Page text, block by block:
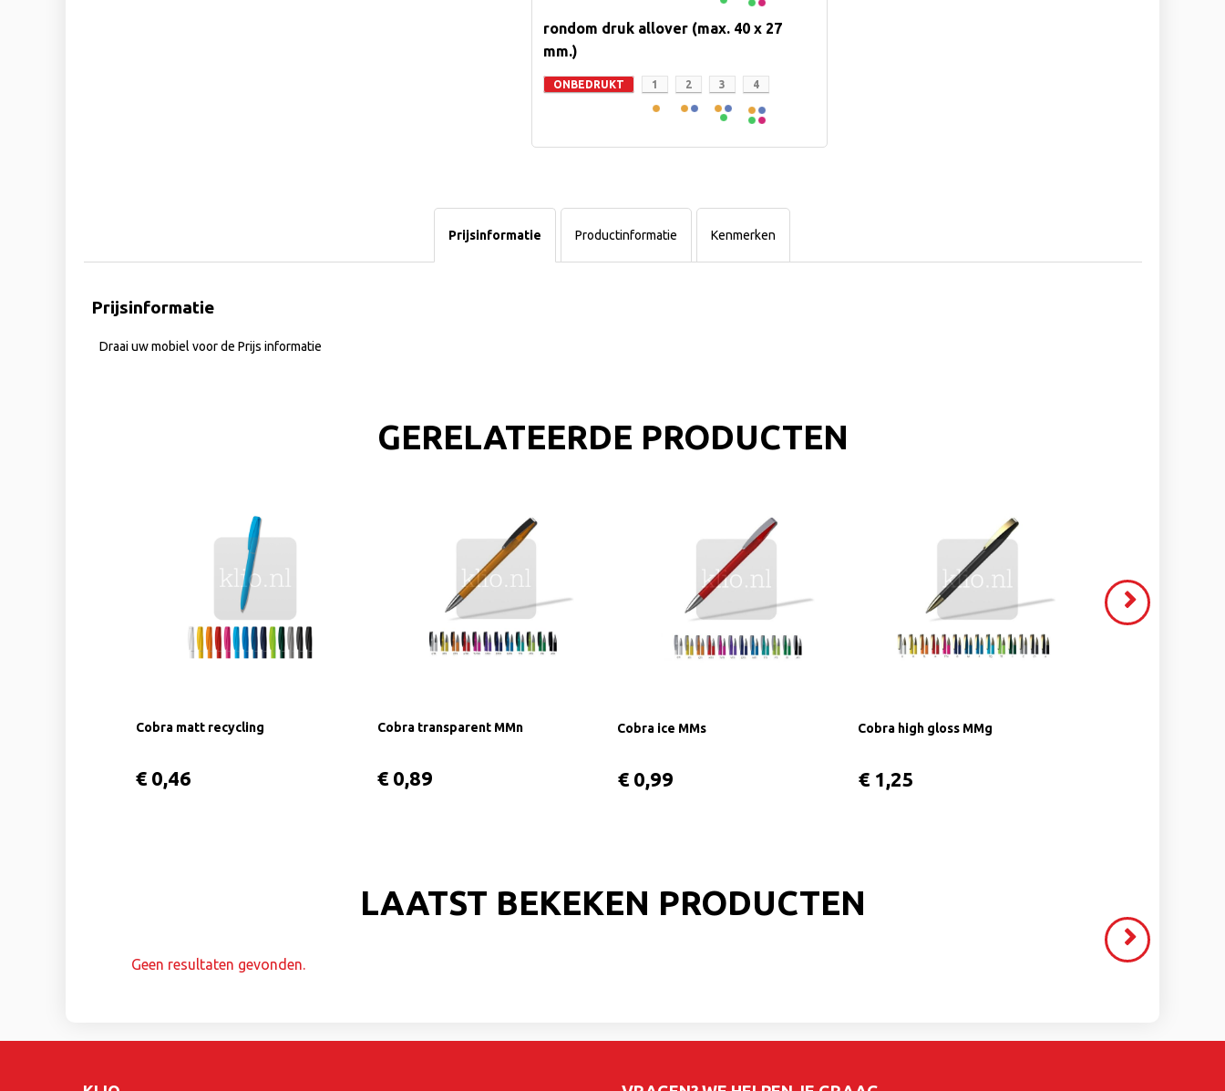
rondom druk allover (max. 40 x 27
mm.)
ONBEDRUKT 1 2 3 4
Prijsinformatie Productinformatie Kenmerken
Prijsinformatie
Draai uw mobiel voor de Prijs informatie
GERELATEERDE PRODUCTEN
Cobra matt recycling
€ 0,46
Cobra transparent MMn
€ 0,89
Cobra ice MMs
€ 0,99
Cobra high gloss MMg
€ 1,25
VOLGENDE
LAATST BEKEKEN PRODUCTEN
Geen resultaten gevonden.
Volgende